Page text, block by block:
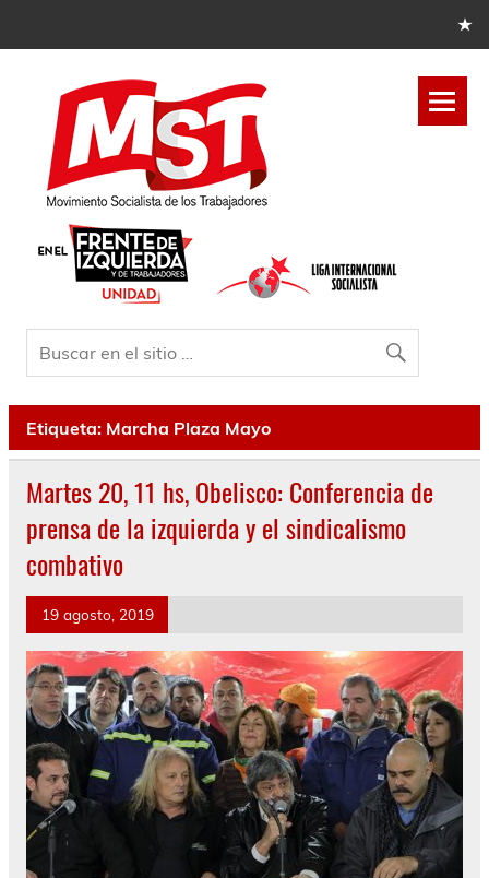
Etiqueta: Marcha Plaza Mayo
Martes 20, 11 hs, Obelisco: Conferencia de
prensa de la izquierda y el sindicalismo
combativo
19 agosto, 2019